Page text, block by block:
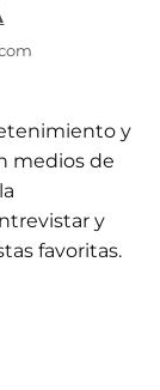
y
medios de
y
favoritas.